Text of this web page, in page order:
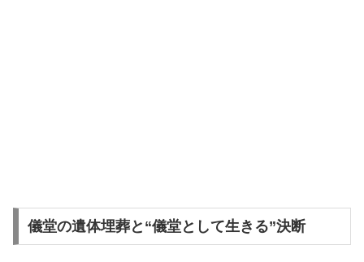
儀堂の遺体埋葬と“儀堂として生きる”決断